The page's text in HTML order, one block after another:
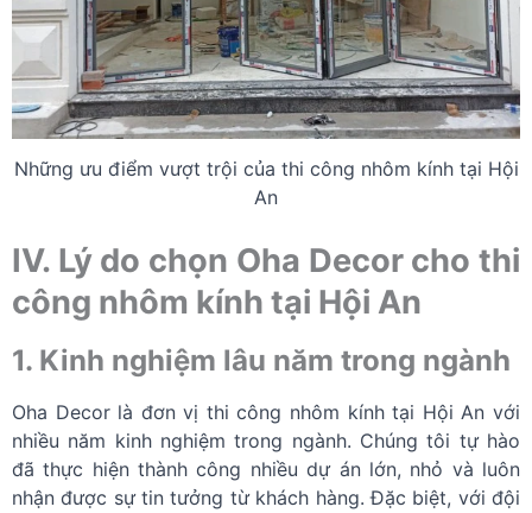
Những ưu điểm vượt trội của thi công nhôm kính tại Hội
An
IV. Lý do chọn Oha Decor cho thi
công nhôm kính tại Hội An
1. Kinh nghiệm lâu năm trong ngành
Oha Decor là đơn vị thi công nhôm kính tại Hội An với
nhiều năm kinh nghiệm trong ngành. Chúng tôi tự hào
đã thực hiện thành công nhiều dự án lớn, nhỏ và luôn
nhận được sự tin tưởng từ khách hàng. Đặc biệt, với đội